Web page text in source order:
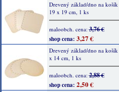
Drevený základ/dno na košík
19 x 19 cm, 1 ks
maloobch. cena:3,76 €
shop cena: 3,27 €
Drevený základ/dno na
x 14 cm, 1 ks
maloobch. cena:2,88 €
shop cena: 2,50 €